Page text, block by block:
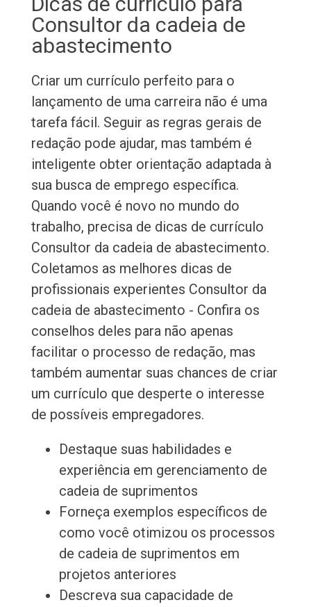
Consultor da cadeia de
abastecimento
Criar um currículo perfeito para o
lançamento de uma carreira não é uma
tarefa fácil. Seguir as regras gerais de
redação pode ajudar, mas também é
inteligente obter orientação adaptada à
sua busca de emprego específica.
Quando você é novo no mundo do
trabalho, precisa de dicas de currículo
Consultor da cadeia de abastecimento.
Coletamos as melhores dicas de
profissionais experientes Consultor da
cadeia de abastecimento - Confira os
conselhos deles para não apenas
facilitar o processo de redação, mas
também aumentar suas chances de criar
um currículo que desperte o interesse
de possíveis empregadores.
Destaque suas habilidades e
experiência em gerenciamento de
cadeia de suprimentos
Forneça exemplos específicos de
como você otimizou os processos
de cadeia de suprimentos em
projetos anteriores
Descreva sua capacidade de